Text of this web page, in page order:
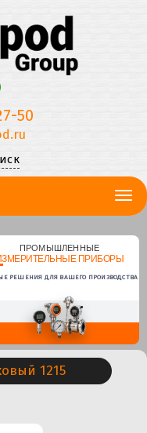
50
ПРОМЫШЛЕННЫЕ
ПРИБОРЫ
РЕШЕНИЯ ДЛЯ ВАШЕГО ПРОИЗВОДСТВА
1215